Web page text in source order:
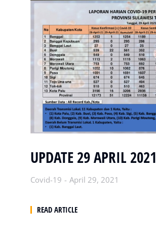
UPDATE 29 APRIL 2021
Covid-19 April 29, 2021
READ ARTICLE